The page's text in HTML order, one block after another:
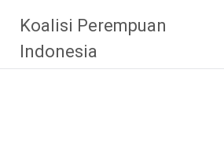
content
Koalisi Perempuan
Indonesia